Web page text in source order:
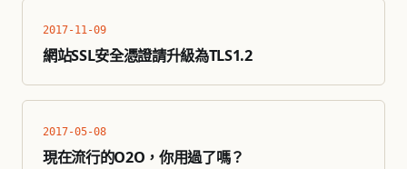
2017-11-09
網站SSL安全憑證請升級為TLS1.2
2017-05-08
現在流行的O2O，你用過了嗎？